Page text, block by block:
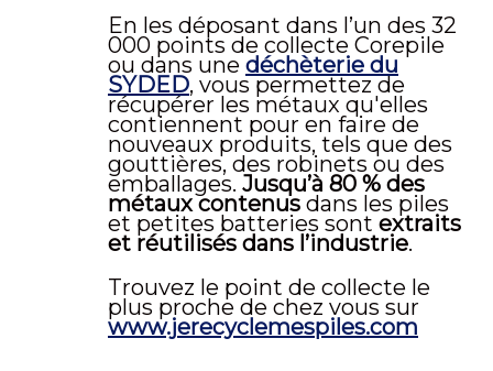
En les déposant dans l’un des 32
000 points de collecte Corepile
ou dans une déchèterie du
SYDED, vous permettez de
récupérer les métaux qu'elles
contiennent pour en faire de
nouveaux produits, tels que des
gouttières, des robinets ou des
emballages. Jusqu’à 80 % des
métaux contenus dans les piles
et petites batteries sont extraits
et réutilisés dans l’industrie.
Trouvez le point de collecte le
plus proche de chez vous sur
www.jerecyclemespiles.com